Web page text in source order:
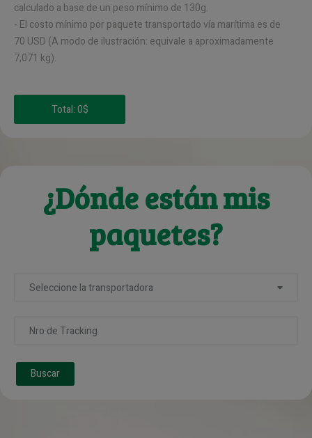
calculado a base de un peso mínimo de 130g.
- El costo mínimo por paquete transportado vía marítima es de
70 USD (A modo de ilustración: equivale a aproximadamente
7,071 kg).
¿Dónde están mis
paquetes?
Seleccione la transportadora
Buscar